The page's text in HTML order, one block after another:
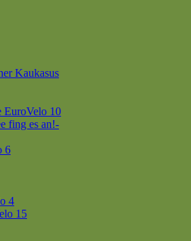
Kaukasus
EuroVelo 10
fing es an!-
6
4
15